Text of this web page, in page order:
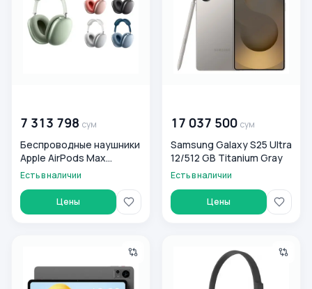
7 313 798 сум
Беспроводные наушники
Apple AirPods Max
Lightning
Есть в наличии
Цены
17 037 500 сум
Samsung Galaxy S25 Ultra
12/512 GB Titanium Gray
Есть в наличии
Цены